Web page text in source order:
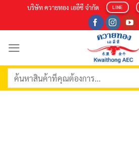
content
บริษัท ควายทอง เออีซี จำกัด LINE
ค้นหา: